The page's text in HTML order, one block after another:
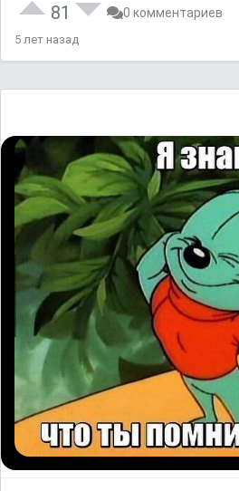
81 0 комментариев
5 лет назад